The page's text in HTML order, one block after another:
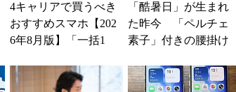
4キャリアで買うべき
おすすめスマホ【202
6年8月版】「一括1
得なiPhone／...
「酷暑日」が生まれ
た昨今 「ペルチェ
素子」付きの腰掛け
る？